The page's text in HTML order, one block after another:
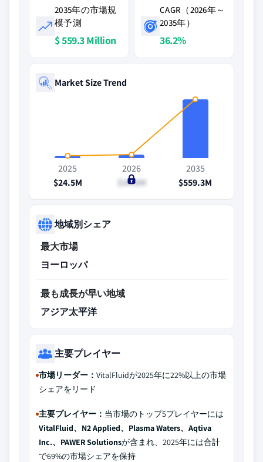
2035年の市場規
模予測
$ 559.3 Million
CAGR（2026年～
2035年）
36.2%
Market Size Trend
2025
$24.5M
2026
$34.6M
2035
$559.3M
地域別シェア
最大市場
ヨーロッパ
最も成長が早い地域
アジア太平洋
主要プレイヤー
市場リーダー： VitalFluidが2025年に22%以上の市場
シェアをリード
主要プレイヤー： 当市場のトップ5プレイヤーには
VitalFluid、N2 Applied、Plasma Waters、Aqtiva
Inc.、PAWER Solutionsが含まれ、2025年には合計
で69%の市場シェアを保持